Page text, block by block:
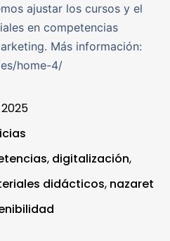
ajustar los cursos y el
en competencias
Más información:
home-4/
, digitalización,
didácticos, nazaret